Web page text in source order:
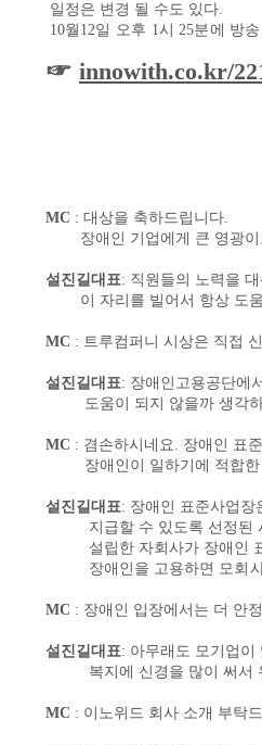
일정은 변경 될 수도 있다.
10월 12일 오후 1시25분에 방
☞ innowith.co.kr/
MC : 대상을 축하드립니다.
장애인 기업에게 큰 영광
설진길대표: 직원들의 노력을
이 자리를 빌어서 항상 도
MC : 트루컴퍼니 시상은 직접
설진길대표: 장애인고용공단에
도움이 되지 않을까 생각
MC : 겸손하시네요. 장애인 표
장애인이 일하기에 적합
설진길대표: 장애인 표준사업장
지급할 수 있도록 선정된
설립한 자회사가 장애인 표
장애인을 고용하면 모회
MC : 장애인 입장에서는 더 안
설진길대표: 아무래도 모기업이
복지에 신경을 많이 써서
MC : 이노위드 회사 소개 부탁